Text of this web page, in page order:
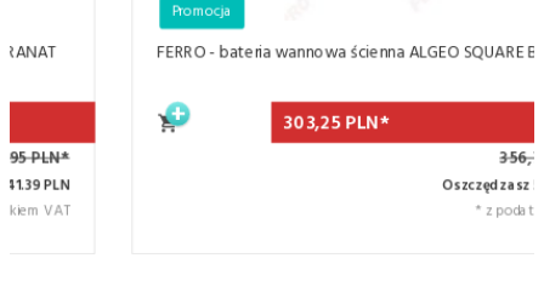
FERRO - bateria wannowa ścienna ALGEO SQUARE BAQ1
303, PLN*
Oszczędzasz 53.51 PLN
* z podatkiem VAT